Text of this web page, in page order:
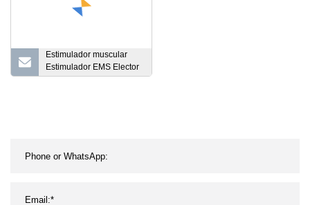
Estimulador muscular
Estimulador EMS Elector
Muscle Aprieta la